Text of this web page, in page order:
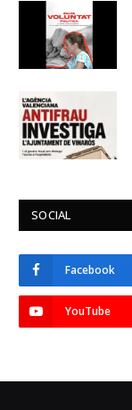
SOCIAL
Facebook
YouTube